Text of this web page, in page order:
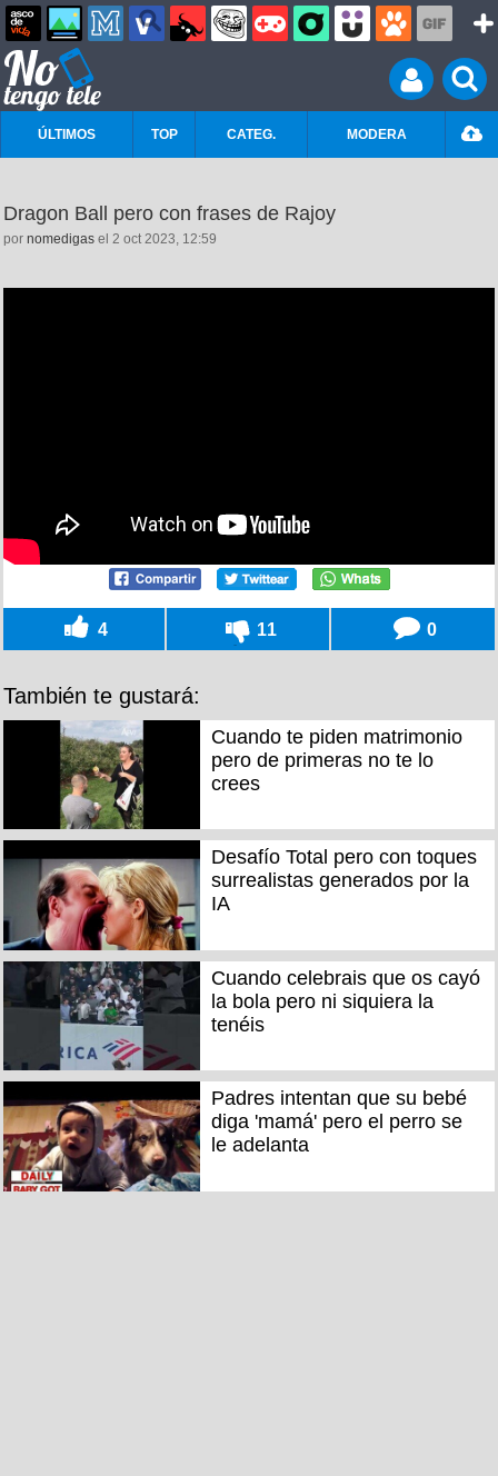
ÚLTIMOS TOP CATEG. MODERA
Dragon Ball pero con frases de Rajoy
por nomedigas el 2 oct 2023, 12:59
4 11 0
También te gustará:
Cuando te piden matrimonio
pero de primeras no te lo
crees
Desafío Total pero con toques
surrealistas generados por la
IA
Cuando celebrais que os cayó
la bola pero ni siquiera la
tenéis
Padres intentan que su bebé
diga 'mamá' pero el perro se
le adelanta